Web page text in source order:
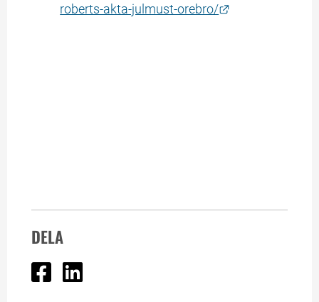
roberts-akta-julmust-orebro/
Länk till annan
DELA
Dela på Facebook